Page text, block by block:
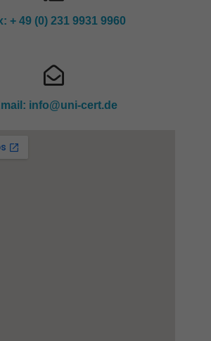
+ 49 (0) 231 9931 9960
info@uni-cert.de